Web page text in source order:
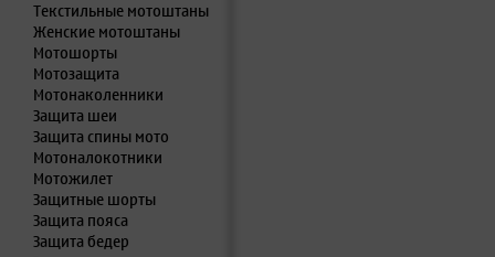
Текстильные мотоштаны
Женские мотоштаны
Мотошорты
Мотозащита
Мотонаколенники
Защита шеи
Защита спины мото
Мотоналокотники
Мотожилет
Защитные шорты
Защита пояса
Защита бедер